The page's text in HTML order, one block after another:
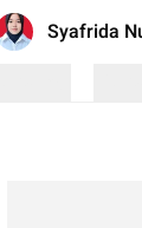
Syafrida